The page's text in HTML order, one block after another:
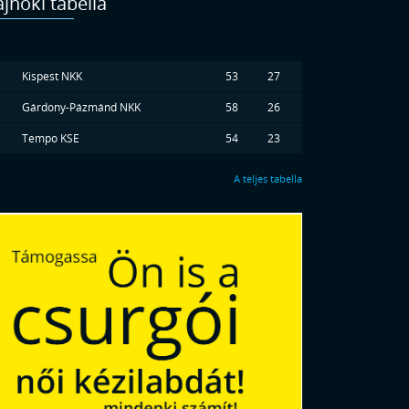
Kispest NKK 53
27
Gárdony-Pázmánd NKK 58
26
Tempo KSE 54 23
A teljes tabella